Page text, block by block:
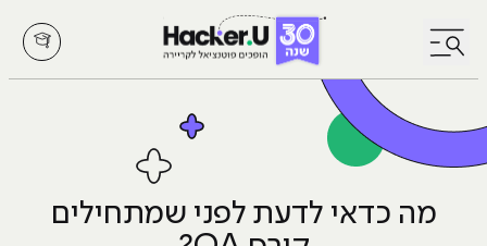
לחץ לפתיחת/סגירת תפריט
מה כדאי לדעת לפני שמתחילים